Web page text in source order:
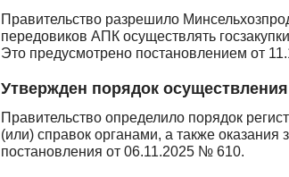
Правительство разрешило
передовиков АПК осуществлять
Это предусмотрено постановлением от
Утвержден порядок
Правительство определило порядок
(или) справок органами, а также оказания
постановления от 06.11.2025 № 610.